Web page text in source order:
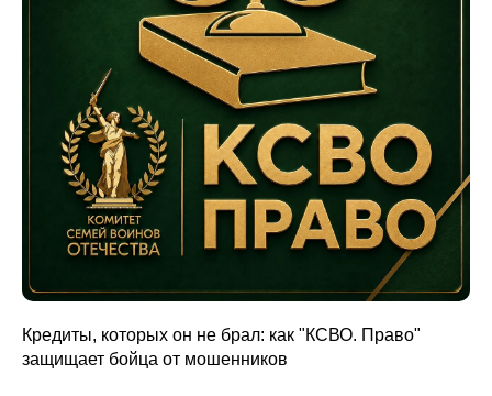
Кредиты, которых он не брал: как "КСВО. Право"
защищает бойца от мошенников